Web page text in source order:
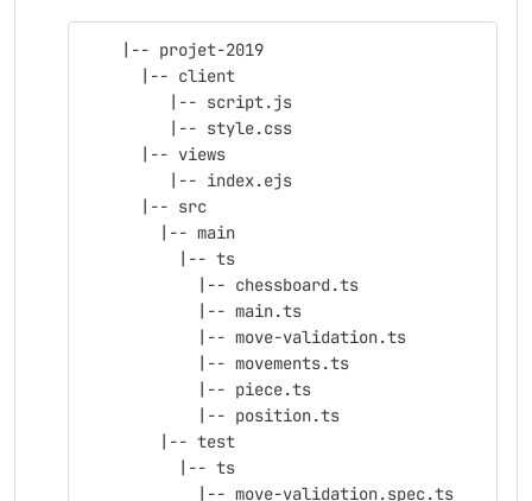
    |-- projet-2019
      |-- client
         |-- script.js
         |-- style.css
      |-- views
         |-- index.ejs
      |-- src
        |-- main
          |-- ts
            |-- chessboard.ts
            |-- main.ts
            |-- move-validation.ts
            |-- movements.ts
            |-- piece.ts
            |-- position.ts
        |-- test
          |-- ts
            |-- move-validation.spec.ts